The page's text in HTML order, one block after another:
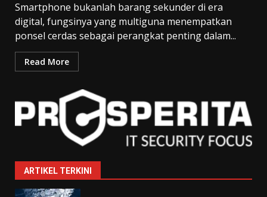
Smartphone bukanlah barang sekunder di era
digital, fungsinya yang multiguna menempatkan
ponsel cerdas sebagai perangkat penting dalam...
Read More
ARTIKEL TERKINI